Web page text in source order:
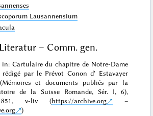
Lausannensium
– Comm. gen.
in: Cartulaire du chapitre de Notre-Dame
rédigé par le Prévot Conon d' Estavayer
et documents publiés par la
de la Suisse Romande, Sér. I, 6),
v-liv (https://archive.org
–
)